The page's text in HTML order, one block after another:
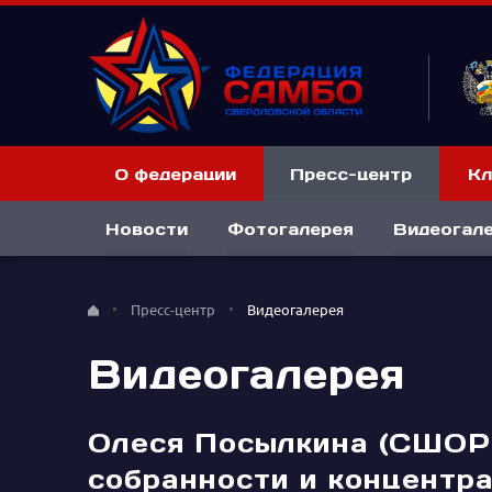
О федерации Пресс-центр
Новости Фотогалерея
Пресс-центр Видеогалерея
Видеогалерея
Олеся Посылкина (СШОР
собранности и